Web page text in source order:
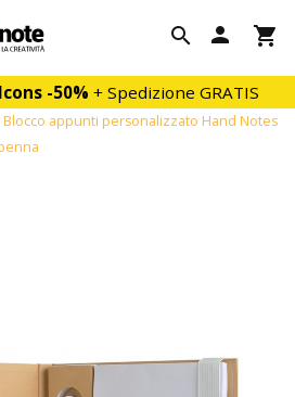
shopping_cart
person

-50% + Spedizione GRATIS
Blocco appunti personalizzato Hand Notes